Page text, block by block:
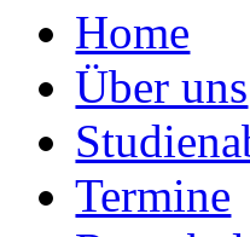
Home
Über uns
Termine